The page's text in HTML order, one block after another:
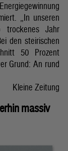
„In unseren
Jahr
den steirischen
50 Prozent
Grund: An rund
Kleine Zeitung
massiv